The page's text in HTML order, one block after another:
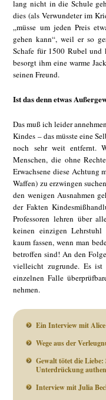
lang nicht in die Schule
dies (als Verwundeter im
„müsse um jeden Preis
gehen kann“, weil er so
Schafe für 1500 Rubel
besorgt ihm eine warme
seinen Freund.
Ist das denn etwas
Das muß ich leider
Kindes – das müsste eine
noch sehr weit
Menschen, die ohne
Erwachsene diese Achtung
Waffen) zu erzwingen
den wenigen Ausnahmen
der Fakten
Professoren lehren über
keinen einzigen Lehrstuhl
kaum fassen, wenn man
betroffen sind! An den
vielleicht zugrunde. Es
einzelnen Falle
nehmen.
Ein Interview mit
Wege aus der
Gewalt tötet die
Unterdrückung
Interview mit Julia